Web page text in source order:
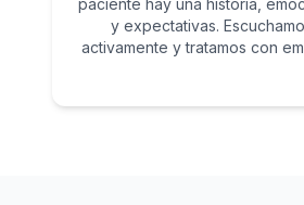
paciente hay una historia,
y expectativas.
activamente y tratamos con